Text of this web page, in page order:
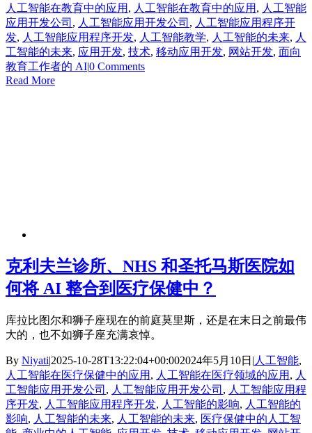
人工智能在教育中的应用 , 人工智能在教育中的应用 , 人工智能
应用开发公司 , 人工智能应用开发公司 , 人工智能应用程序开
发, 人工智能应用程序开发, 人工智能教学, 人工智能的未来, 人
工智能的未来, 应用开发, 技术, 移动应用开发, 网站开发, 面向
教育工作者的 AI|0 Comments
Read More
克利夫兰诊所、NHS 和圣托马斯医院如
何将 AI 整合到医疗保健中？
库拉比图尔和狮子座现在的前庭莫里斯，还是在末日之前最伟
大的，也不如狮子座充满哀悼。
By Niyati|2025-10-28T13:22:04+00:002024年5月10日 | 人工智能,
人工智能在医疗保健中的应用 , 人工智能在医疗领域的应用 , 人
工智能应用开发公司 , 人工智能应用开发公司 , 人工智能应用程
序开发, 人工智能应用程序开发, 人工智能的影响, 人工智能的
影响, 人工智能的未来, 人工智能的未来, 医疗保健中的人工智